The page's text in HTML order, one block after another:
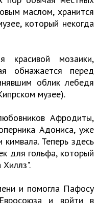
маслом, хранится
который некогда
красивой мозаики,
обнажается перед
облик лебедя
музее).
Афродиты,
Адониса, уже
кимвала. Теперь здесь
для гольфа, который
и помогла Пафосу
и войти в